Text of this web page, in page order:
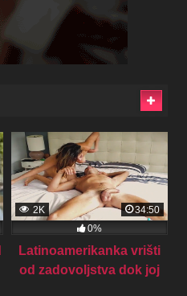
2K
34:50
0%
Latinoamerikanka vrišti
od zadovoljstva dok joj